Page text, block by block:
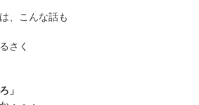
、こんな話も
さく
」